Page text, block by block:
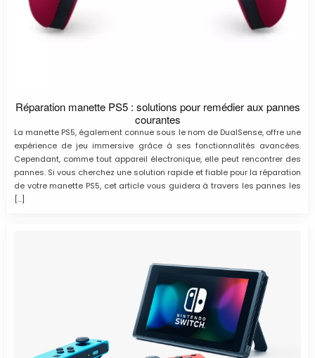
Réparation manette PS5 : solutions pour remédier aux pannes
courantes
La manette PS5, également connue sous le nom de DualSense, offre une
expérience de jeu immersive grâce à ses fonctionnalités avancées.
Cependant, comme tout appareil électronique, elle peut rencontrer des
pannes. Si vous cherchez une solution rapide et fiable pour la réparation
de votre manette PS5, cet article vous guidera à travers les pannes les
[…]